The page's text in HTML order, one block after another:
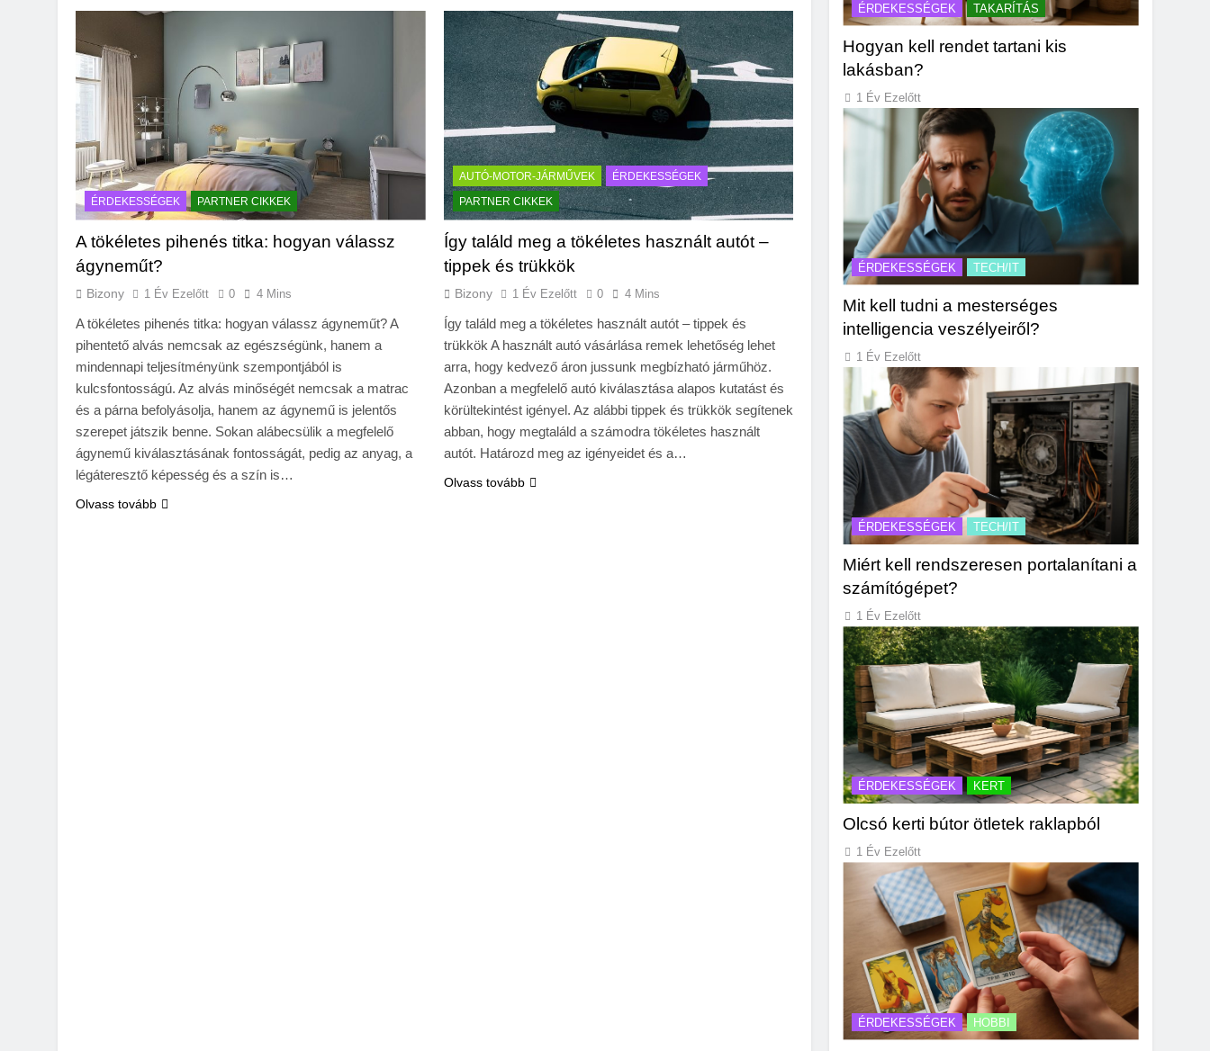
ÉRDEKESSÉGEK PARTNER CIKKEK
A tökéletes pihenés titka: hogyan válassz
ágyneműt?
Bizony 1 Év Ezelőtt 0 4 Mins
A tökéletes pihenés titka: hogyan válassz ágyneműt? A
pihentető alvás nemcsak az egészségünk, hanem a
mindennapi teljesítményünk szempontjából is
kulcsfontosságú. Az alvás minőségét nemcsak a matrac
és a párna befolyásolja, hanem az ágynemű is jelentős
szerepet játszik benne. Sokan alábecsülik a megfelelő
ágynemű kiválasztásának fontosságát, pedig az anyag, a
légáteresztő képesség és a szín is…
Olvass tovább
AUTÓ-MOTOR-JÁRMŰVEK
ÉRDEKESSÉGEK
PARTNER CIKKEK
Így találd meg a tökéletes használt autót –
tippek és trükkök
Bizony 1 Év Ezelőtt 0 4 Mins
Így találd meg a tökéletes használt autót – tippek és
trükkök A használt autó vásárlása remek lehetőség lehet
arra, hogy kedvező áron jussunk megbízható járműhöz.
Azonban a megfelelő autó kiválasztása alapos kutatást és
körültekintést igényel. Az alábbi tippek és trükkök segítenek
abban, hogy megtaláld a számodra tökéletes használt
autót. Határozd meg az igényeidet és a…
Olvass tovább
ÉRDEKESSÉGEK TAKARÍTÁS
Hogyan kell rendet tartani kis
lakásban?
1 Év Ezelőtt
ÉRDEKESSÉGEK TECH/IT
Mit kell tudni a mesterséges
intelligencia veszélyeiről?
1 Év Ezelőtt
ÉRDEKESSÉGEK TECH/IT
Miért kell rendszeresen portalanítani a
számítógépet?
1 Év Ezelőtt
ÉRDEKESSÉGEK KERT
Olcsó kerti bútor ötletek raklapból
1 Év Ezelőtt
ÉRDEKESSÉGEK HOBBI